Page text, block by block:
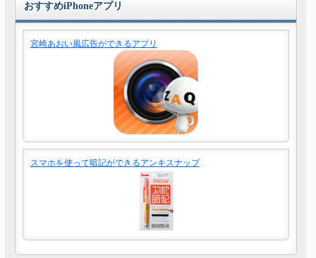
おすすめiPhoneアプリ
宮崎あおい風広告ができるアプリ
スマホを使って暗記ができるアンキスナップ